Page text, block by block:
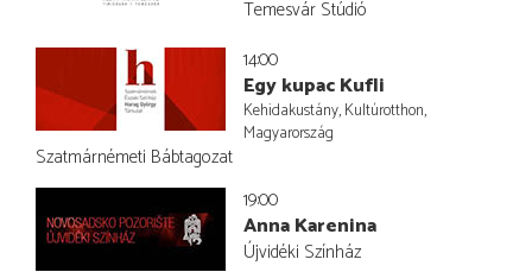
Temesvár Stúdió
14:00
Egy kupac Kufli
Kehidakustány, Kultúrotthon,
Magyarország
Szatmárnémeti Bábtagozat
19:00
Anna Karenina
Újvidéki Színház